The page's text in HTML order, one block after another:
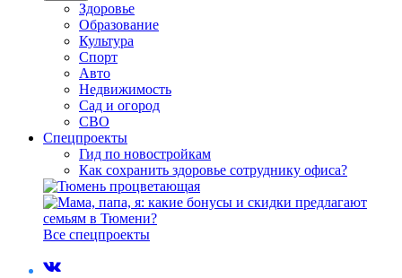
Здоровье
Образование
Культура
Спорт
Авто
Недвижимость
Сад и огород
СВО
Спецпроекты
Гид по новостройкам
Как сохранить здоровье сотруднику офиса?
Все спецпроекты